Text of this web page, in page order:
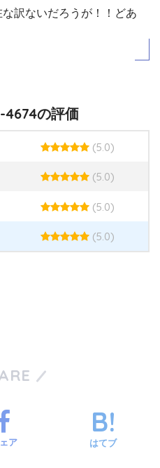
訳ないだろうが！！どあ
4674の評価
(5.0)
(5.0)
(5.0)
(5.0)
ア はてブ